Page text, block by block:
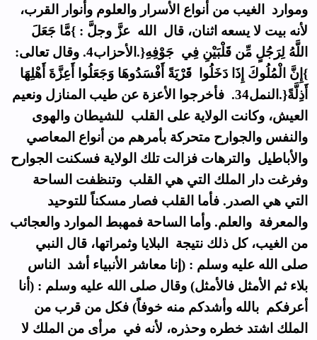
وموارد الغيب من أنواع الأسرار والعلوم وأنوار القرب،
لأنه بيت لا يسعه اثنان، قال الله عزَّ وجلَّ : }مَّا جَعَلَ
اللَّهُ لِرَجُلٍ مِّن قَلْبَيْنِ فِي جَوْفِهِ{.الأحزاب4. وقال تعالى:
}إِنَّ الْمُلُوكَ إِذَا دَخَلُوا قَرْيَةً أَفْسَدُوهَا وَجَعَلُوا أَعِزَّةَ أَهْلِهَا
أَذِلَّةً{.النمل34. فأخرجوا الأعزة عن طيب المنازل ونعيم
العيش، وكانت الولاية على القلب للشيطان والهوى
والنفس والجوارح متحركة بأمرهم من أنواع المعاصي
والأباطيل والترهات فزالت تلك الولاية فسكنت الجوارح
وفرغت دار الملك التي هي القلب وتنظفت الساحة
التي هي الصدر. فأما القلب فصار مسكناً للتوحيد
والمعرفة والعلم. وأما الساحة فمهبط الموارد والعجائب
من الغيب، كل ذلك نتيجة البلايا وثمراتها، قال النبي
صلى الله عليه وسلم : (إنا معاشر الأنبياء أشد الناس
بلاء ثم الأمثل فالأمثل) وقال صلى الله عليه وسلم : (أنا
أعرفكم بالله وأشدكم منه خوفاً) فكل من قرب من
الملك اشتد خطره وحذره، لأنه في مرأى من الملك لا